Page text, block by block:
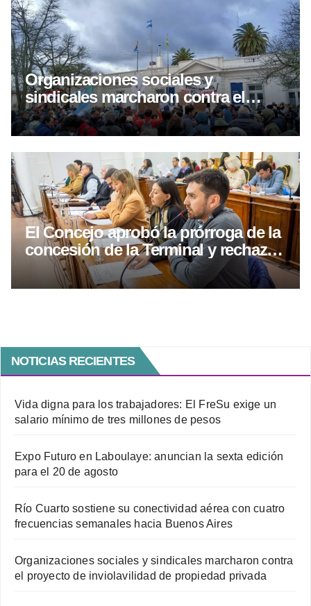
Organizaciones sociales y
sindicales marcharon contra el
proyecto de inviolavilidad de
propiedad privada
El Concejo aprobó la prórroga de la
concesión de la Terminal y rechazó
la reforma nacional de la Ley de
Tierras
NOTICIAS RECIENTES
Vida digna para los trabajadores: El FreSu exige un
salario mínimo de tres millones de pesos
Expo Futuro en Laboulaye: anuncian la sexta edición
para el 20 de agosto
Río Cuarto sostiene su conectividad aérea con cuatro
frecuencias semanales hacia Buenos Aires
Organizaciones sociales y sindicales marcharon contra
el proyecto de inviolavilidad de propiedad privada